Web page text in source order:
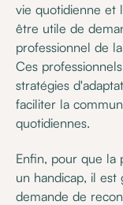
vie quotidienne et
être utile de
professionnel de
Ces
stratégies
faciliter la
quotidiennes.
Enfin, pour que la
un handicap, il
demande de